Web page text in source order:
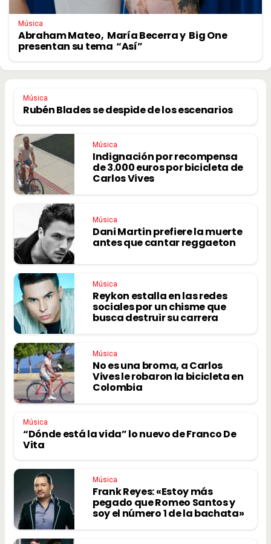
Música
Abraham Mateo, María Becerra y Big One
presentan su tema “Así”
Música
Rubén Blades se despide de los escenarios
Música
Indignación por recompensa
de 3.000 euros por bicicleta de
Carlos Vives
Música
Dani Martin prefiere la muerte
antes que cantar reggaeton
Música
Reykon estalla en las redes
sociales por un chisme que
busca destruir su carrera
Música
No es una broma, a Carlos
Vives le robaron la bicicleta en
Colombia
Música
“Dónde está la vida” lo nuevo de Franco De
Vita
Música
Frank Reyes: «Estoy más
pegado que Romeo Santos y
soy el número 1 de la bachata»